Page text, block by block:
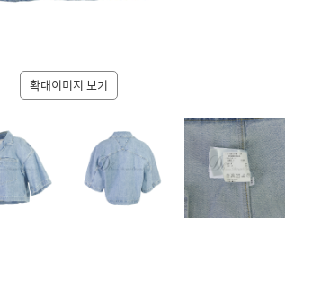
확대이미지 보기